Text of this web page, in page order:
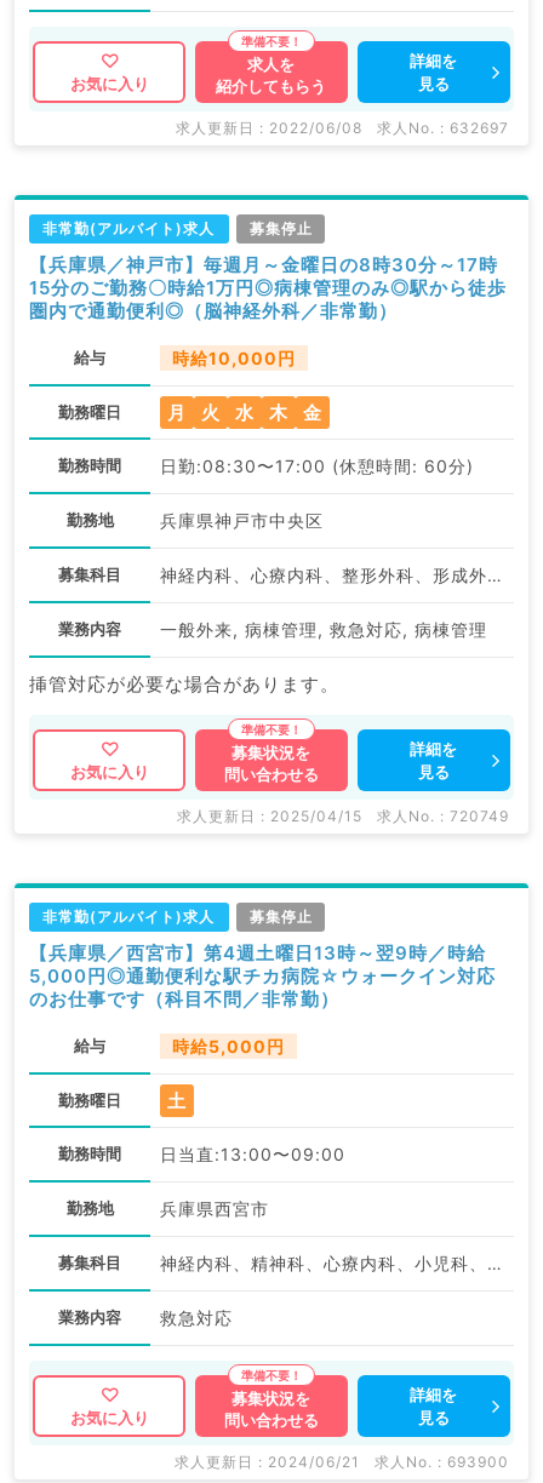
お気に入り
求人を
紹介してもらう
詳細を
見る
求人更新日 : 2022/06/08 求人No. : 632697
非常勤(アルバイト)求人 募集停止
【兵庫県／神戸市】毎週月～金曜日の8時30分～17時
15分のご勤務〇時給1万円◎病棟管理のみ◎駅から徒歩
圏内で通勤便利◎（脳神経外科／非常勤）
給与 時給10,000円
勤務曜日 月 火 水 木 金
勤務時間 日勤:08:30〜17:00 (休憩時間: 60分)
勤務地 兵庫県神戸市中央区
募集科目 神経内科、心療内科、整形外科、形成外科、脳神経外科、呼吸器外科、心臓血管外科、小児外科、泌尿器科、リハビリテーション科、外科系全般、一般外科、消化器外科、乳腺外科、膠原病科、スポーツ整形外科、大腸・肛門外科、脊髄・脊椎外科
業務内容 一般外来, 病棟管理, 救急対応, 病棟管理
挿管対応が必要な場合があります。
お気に入り
募集状況を
問い合わせる
詳細を
見る
求人更新日 : 2025/04/15 求人No. : 720749
非常勤(アルバイト)求人 募集停止
【兵庫県／西宮市】第4週土曜日13時～翌9時／時給
5,000円◎通勤便利な駅チカ病院☆ウォークイン対応
のお仕事です（科目不問／非常勤）
給与 時給5,000円
勤務曜日 土
勤務時間 日当直:13:00〜09:00
勤務地 兵庫県西宮市
募集科目 神経内科、精神科、心療内科、小児科、整形外科、形成外科、脳神経外科、呼吸器外科、心臓血管外科、小児外科、泌尿器科、産婦人科、一般内科、循環器内科、呼吸器内科、消化器内科、内分泌・代謝内科、腎臓内科、老年内科、血液内科、外科系全般、一般外科、消化器外科、膠原病科、スポーツ整形外科、大腸・肛門外科、脊髄・脊椎外科
業務内容 救急対応
お気に入り
募集状況を
問い合わせる
詳細を
見る
求人更新日 : 2024/06/21 求人No. : 693900